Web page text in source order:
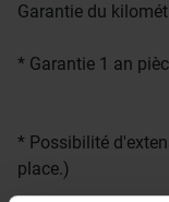
Garantie du
* Garantie 1 an
* Possibilité
place.)